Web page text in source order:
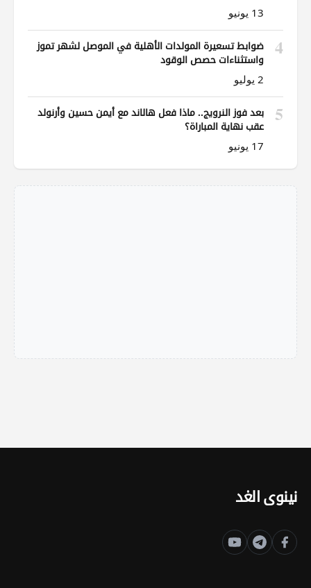
13 يونيو
4
ضوابط تسعيرة المولدات الأهلية في الموصل لشهر تموز
واستثناءات حصص الوقود
2 يوليو
5
بعد فوز النرويج.. ماذا فعل هالاند مع أيمن حسين وأرنولد
عقب نهاية المباراة؟
17 يونيو
نينوى الغد